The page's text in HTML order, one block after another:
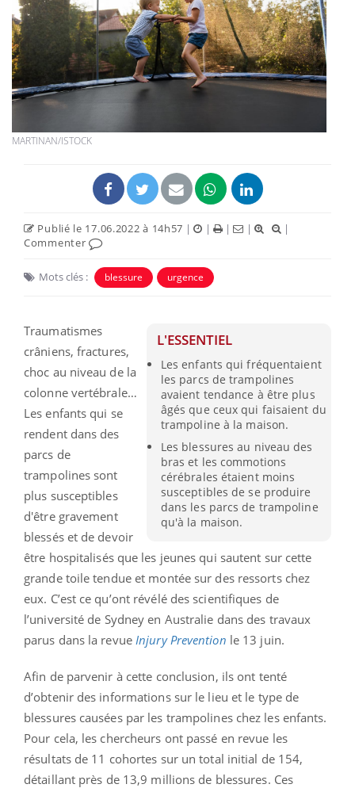
MARTINAN/ISTOCK
Publié le 17.06.2022 à 14h57 | | | |
|
Commenter
Mots clés : blessure urgence
L'ESSENTIEL
Les enfants qui fréquentaient
les parcs de trampolines
avaient tendance à être plus
âgés que ceux qui faisaient du
trampoline à la maison.
Les blessures au niveau des
bras et les commotions
cérébrales étaient moins
susceptibles de se produire
dans les parcs de trampoline
qu'à la maison.
Traumatismes
crâniens, fractures,
choc au niveau de la
colonne vertébrale…
Les enfants qui se
rendent dans des
parcs de
trampolines sont
plus susceptibles
d'être gravement
blessés et de devoir
être hospitalisés que les jeunes qui sautent sur cette
grande toile tendue et montée sur des ressorts chez
eux. C’est ce qu’ont révélé des scientifiques de
l’université de Sydney en Australie dans des travaux
parus dans la revue Injury Prevention le 13 juin.
Afin de parvenir à cette conclusion, ils ont tenté
d’obtenir des informations sur le lieu et le type de
blessures causées par les trampolines chez les enfants.
Pour cela, les chercheurs ont passé en revue les
résultats de 11 cohortes sur un total initial de 154,
détaillant près de 13,9 millions de blessures. Ces